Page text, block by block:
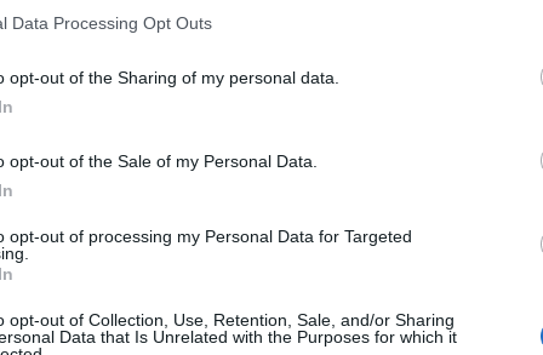
Data Processing Opt Outs
opt-out of the Sharing of my personal data.
opt-out of the Sale of my Personal Data.
opt-out of processing my Personal Data for Targeted
opt-out of Collection, Use, Retention, Sale, and/or Sharing
Data that Is Unrelated with the Purposes for which it
πρόσφατα δημοσιεύματα στον ηλεκτρονικό
μεταπτυχιακών και διδακτορικών τίτλων
η πραγματική εικόνα, με βάση
η Ελλάδα διαθέτει 25 πανεπιστήμια, αριθμό
ανά εκατομμύριο κατοίκων), είναι απολύτως
χωρών. Δεν προκύπτει, συνεπώς, υπερπληθώρα
του ακαδημαϊκού τοπίου.
σύμφωνα με τα πλέον πρόσφατα διαθέσιμα
Σπουδών αντιστοιχούν στο 12,1% του
ΕΕ-27 ανέρχεται στο 29,3%. Παρά την αύξηση του